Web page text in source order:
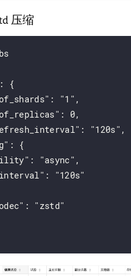
压缩
{
"1",
0,
"120s",
{
"async",
"120s"
"zstd"